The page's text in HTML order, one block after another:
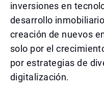
inversiones en
desarrollo
creación de nuevos
solo por el
por estrategias de
digitalización.